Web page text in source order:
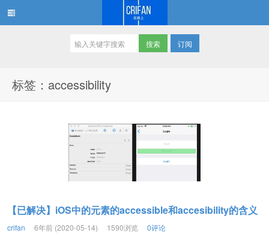
订阅
标签：accessibility
【已解决】iOS中的元素的accessible和accesibility的含义
crifan 6年前 (2020-05-14) 1590浏览 0评论